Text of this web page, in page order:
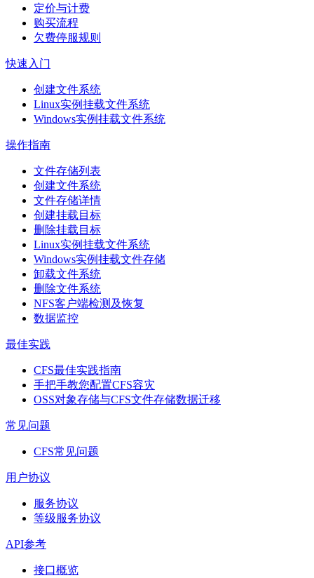
定价与计费
购买流程
欠费停服规则
快速入门
创建文件系统
Linux实例挂载文件系统
Windows实例挂载文件系统
操作指南
文件存储列表
创建文件系统
文件存储详情
创建挂载目标
删除挂载目标
Linux实例挂载文件系统
Windows实例挂载文件存储
卸载文件系统
删除文件系统
NFS客户端检测及恢复
数据监控
最佳实践
CFS最佳实践指南
手把手教您配置CFS容灾
OSS对象存储与CFS文件存储数据迁移
常见问题
CFS常见问题
用户协议
服务协议
等级服务协议
API参考
接口概览